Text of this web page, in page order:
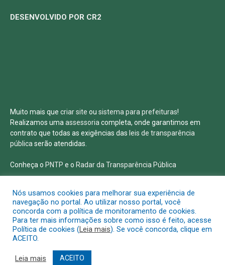
DESENVOLVIDO POR CR2
Muito mais que criar site ou sistema para prefeituras!
Realizamos uma assessoria completa, onde garantimos em
contrato que todas as exigências das leis de transparência
pública serão atendidas.
Conheça o PNTP e o Radar da Transparência Pública
Todos os direitos reservados a Prefeitura Municipal de Salvaterra
Mapa do Site
Acessar o Webmail
Nós usamos cookies para melhorar sua experiência de
navegação no portal. Ao utilizar nosso portal, você
concorda com a política de monitoramento de cookies.
Para ter mais informações sobre como isso é feito, acesse
Política de cookies (Leia mais). Se você concorda, clique em
ACEITO.
Leia mais ACEITO